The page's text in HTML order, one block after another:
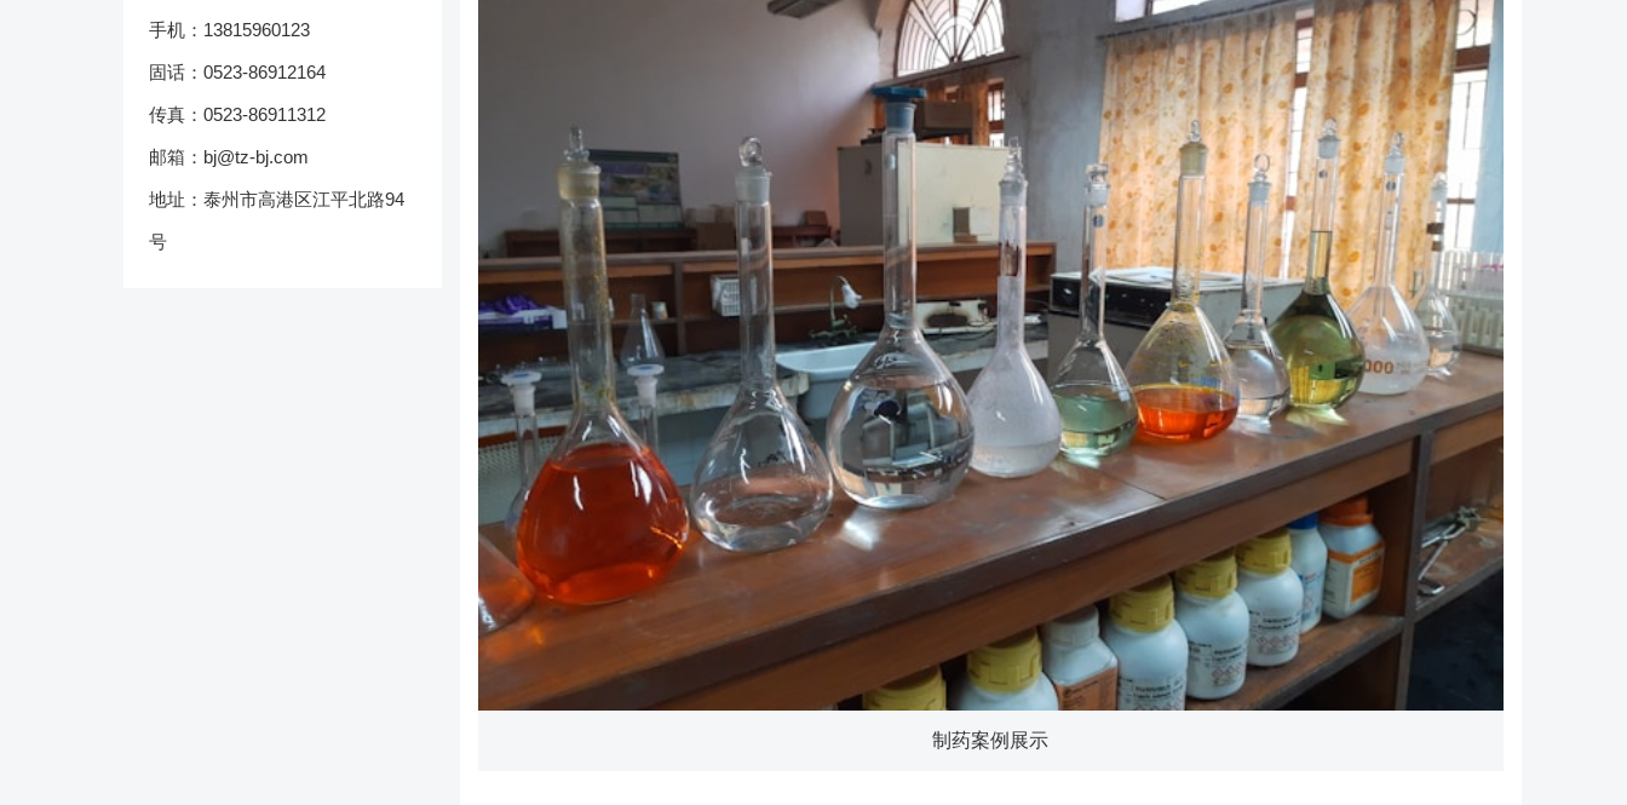
手机：13815960123
固话：0523-86912164
传真：0523-86911312
邮箱：bj@tz-bj.com
地址：泰州市高港区江平北路94
号
制药案例展示